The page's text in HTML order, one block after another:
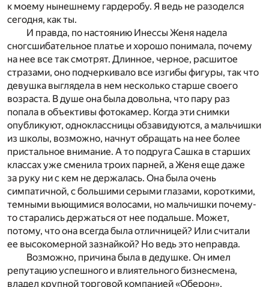
к моему нынешнему гардеробу. Я ведь не разоделся
сегодня, как ты.
И правда, по настоянию Инессы Женя надела
сногсшибательное платье и хорошо понимала, почему
на нее все так смотрят. Длинное, черное, расшитое
стразами, оно подчеркивало все изгибы фигуры, так что
девушка выглядела в нем несколько старше своего
возраста. В душе она была довольна, что пару раз
попала в объективы фотокамер. Когда эти снимки
опубликуют, одноклассницы обзавидуются, а мальчишки
из школы, возможно, начнут обращать на нее более
пристальное внимание. А то подруга Сашка в старших
классах уже сменила троих парней, а Женя еще даже
за руку ни с кем не держалась. Она была очень
симпатичной, с большими серыми глазами, короткими,
темными вьющимися волосами, но мальчишки почему-
то старались держаться от нее подальше. Может,
потому, что она всегда была отличницей? Или считали
ее высокомерной зазнайкой? Но ведь это неправда.
Возможно, причина была в дедушке. Он имел
репутацию успешного и влиятельного бизнесмена,
владел крупной торговой компанией «Оберон»,